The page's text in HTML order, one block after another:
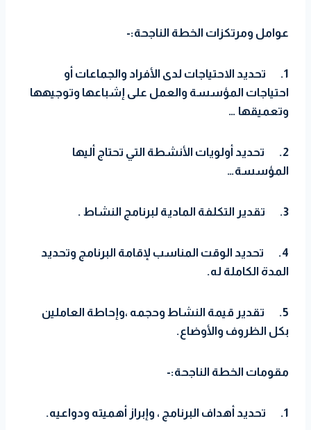
عوامل ومرتكزات الخطة الناجحة:-
1.
تحديد الاحتياجات لدى الأفراد والجماعات أو
احتياجات المؤسسة والعمل على إشباعها وتوجيهها
وتعميقها …
2.
تحديد أولويات الأنشطة التي تحتاج أليها
المؤسسة…
3. تقدير التكلفة المادية لبرنامج النشاط .
4.
تحديد الوقت المناسب لإقامة البرنامج وتحديد
المدة الكاملة له.
5.
تقدير قيمة النشاط وحجمه ،وإحاطة العاملين
بكل الظروف والأوضاع.
مقومات الخطة الناجحة:-
1. تحديد أهداف البرنامج ، وإبراز أهميته ودواعيه.